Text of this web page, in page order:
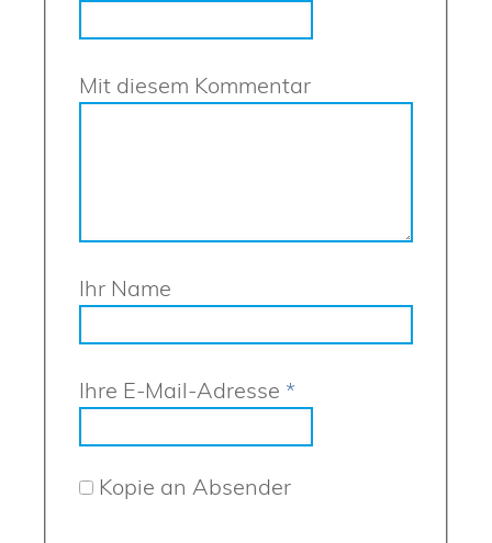
Mit diesem Kommentar
Ihr Name
Ihre E-Mail-Adresse *
Kopie an Absender